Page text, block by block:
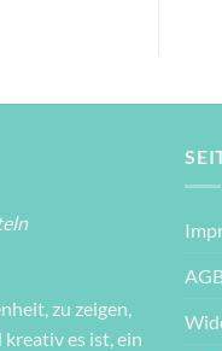
zu zeigen,
es ist, ein